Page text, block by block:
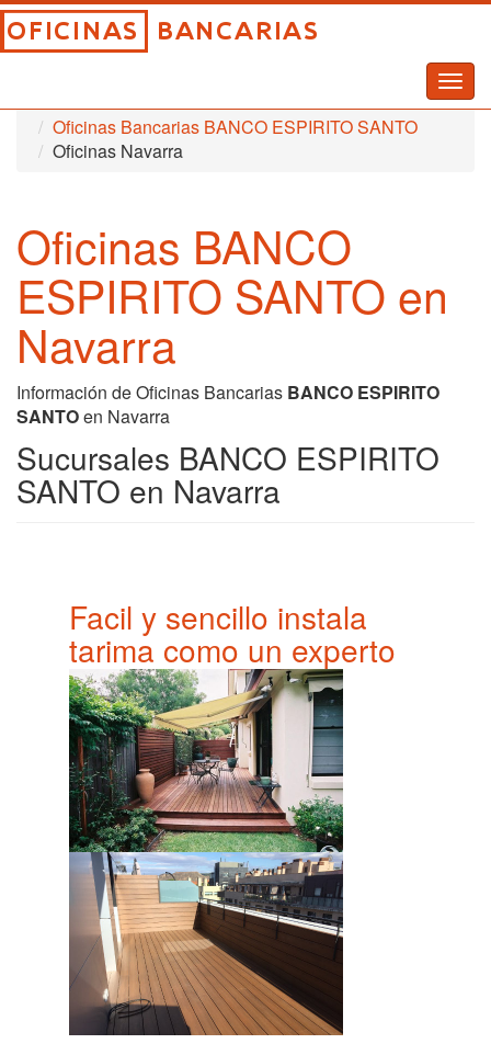
Inicio
Oficinas Bancarias
Oficinas Bancarias BANCO ESPIRITO SANTO
Oficinas Navarra
Oficinas BANCO
ESPIRITO SANTO en
Navarra
Información de Oficinas Bancarias BANCO ESPIRITO
SANTOen Navarra
Sucursales BANCO ESPIRITO
SANTO en Navarra
Facil y sencillo instala
tarima como un experto